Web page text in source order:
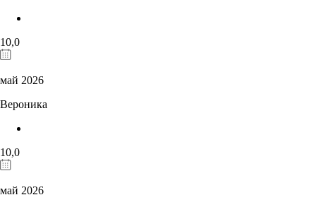
10,0
май 2026
Вероника
10,0
май 2026